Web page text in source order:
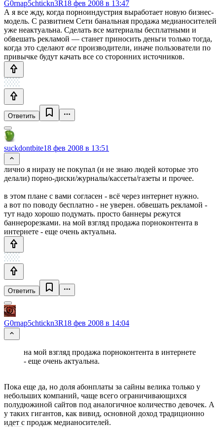
G0rnap5chtickn3R18 фев 2008 в 13:47
А я все жду, когда порноиндустрия выработает новую бизнес-
модель. С развитием Сети банальная продажа медианосителей
уже неактуальна. Сделать все материалы бесплатными и
обвешать рекламой — станет приносить деньги только тогда,
когда это сделают все производители, иначе пользователи по
привычке будут качать все со сторонних источников.
Ответить
suckdontbite18 фев 2008 в 13:51
лично я ниразу не покупал (и не знаю людей которые это
делали) порно-диски/журналы/кассеты/газеты и прочее.
в этом плане с вами согласен - всё через интернет нужно.
а вот по поводу бесплатно - не уверен. обвешать рекламой -
тут надо хорошо подумать. просто баннеры режутся
баннерорезками. на мой взгляд продажа порноконтента в
интернете - еще очень актуальна.
Ответить
G0rnap5chtickn3R18 фев 2008 в 14:04
на мой взгляд продажа порноконтента в интернете
- еще очень актуальна.
Пока еще да, но доля абонплаты за сайны велика только у
небольших компаний, чаще всего ограничивающихся
полудюжиной сайтов под аналогичное количество девочек. А
у таких гигантов, как вивид, основной доход традиционно
идет с продаж медианосителей.